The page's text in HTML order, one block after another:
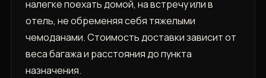
налегке поехать домой, на встречу или в
отель, не обременяя себя тяжелыми
чемоданами. Стоимость доставки зависит от
веса багажа и расстояния до пункта
назначения.